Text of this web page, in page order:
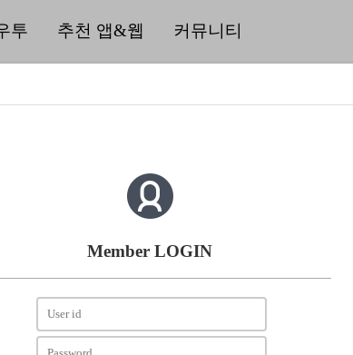
투 추천 앱&웹 커뮤니티
Member LOGIN